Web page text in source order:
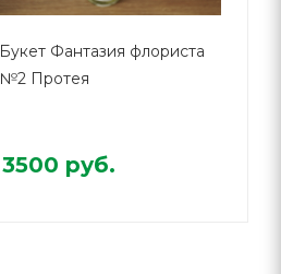
Букет Фантазия флориста
№2 Протея
3500 руб.